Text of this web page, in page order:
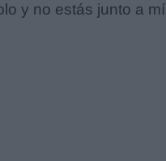
y no estás junto a mí